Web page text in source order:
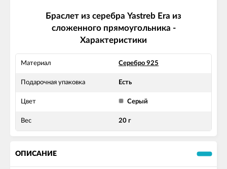
Браслет из серебра Yastreb Era из
сложенного прямоугольника -
Характеристики
Материал Серебро 925
Подарочная упаковка Есть
Цвет Серый
Вес 20 г
ОПИСАНИЕ